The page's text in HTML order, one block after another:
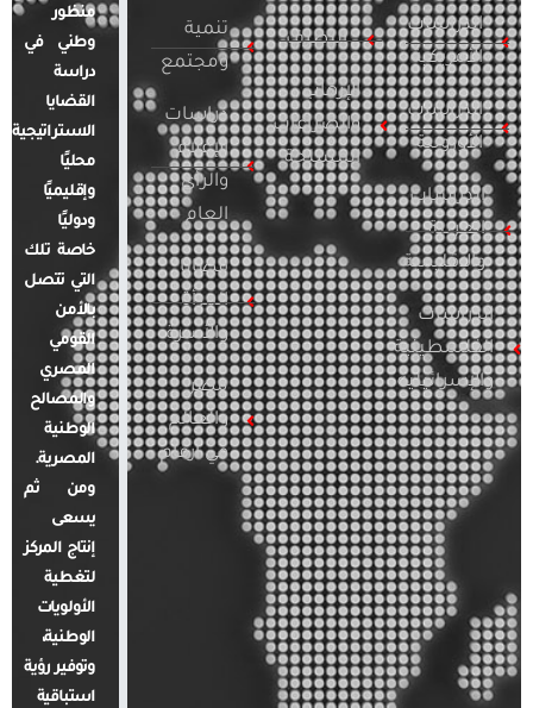
الدراسات
الأمريكية
الدراسات
الأوروبية
الدراسات
العربية
والإقليمية
الدراسات
الفلسطينية
والإسرائيلية
التطرف
الإرهاب
والصراعات
المسلحة
تنمية
ومجتمع
دراسات
الإعلام
والرأي
العام
قضايا
المرأة
والأسرة
مصر
والعالم
في أرقام
منظور
وطني في
دراسة
القضايا
الاستراتيجية
محليًا
وإقليميًا
ودوليًا
خاصة تلك
التي تتصل
بالأمن
القومي
المصري
والمصالح
الوطنية
المصرية.
ومن ثم
يسعى
إنتاج المركز
لتغطية
الأولويات
الوطنية،
وتوفير رؤية
استباقية